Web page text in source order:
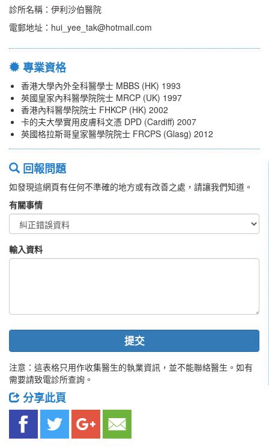
診所名稱：伊利沙伯醫院
電郵地址：hui_yee_tak@hotmail.com
專業資格
香港大學內外全科醫學士 MBBS (HK) 1993
英國皇家內科醫學院院士 MRCP (UK) 1997
香港內科醫學院院士 FHKCP (HK) 2002
卡的夫大學實用皮膚科文憑 DPD (Cardiff) 2007
英國格拉斯哥皇家醫學院院士 FRCPS (Glasg) 2012
回報問題
如發現這網頁有任何不準確的地方或有改善之處，請讓我們知道。
有關事情
輸入資料
提交
注意：這表格只用作收集醫生的執業資訊，並不能聯絡醫生。如有
需要請致電診所查詢。
分享此頁